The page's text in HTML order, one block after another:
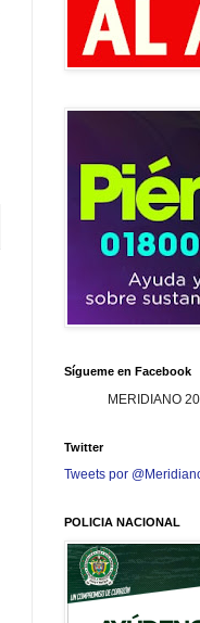
Sígueme en Facebook
MERIDIANO 20
Twitter
Tweets por
POLICIA NACIONAL